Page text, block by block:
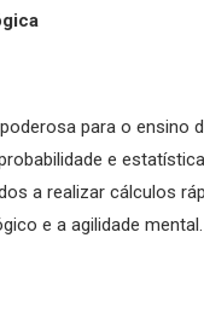
para o ensino
e
a realizar cálculos
e a agilidade mental.